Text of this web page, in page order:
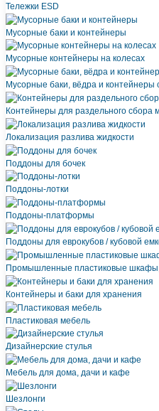
Тележки ESD
Мусорные баки и контейнеры
Мусорные контейнеры на колесах
Мусорные баки, вёдра и контейнеры
Контейнеры для раздельного сбора
Локализация разлива жидкости
Поддоны для бочек
Поддоны-лотки
Поддоны-платформы
Поддоны для еврокубов / кубовой
Промышленные пластиковые
Контейнеры и баки для хранения
Пластиковая мебель
Дизайнерские стулья
Мебель для дома, дачи и кафе
Шезлонги